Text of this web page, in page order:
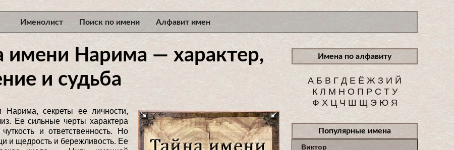
Именолист Поиск по имени Алфавит имен
имени Нарима — характер,
и судьба
Нарима, секреты ее личности,
Ее сильные черты характера
и ответственность. Но
и щедрость и бережливость. Ее
Имена по алфавиту
А Б В ГД Е ЁЖ З И Й
К Л М Н О П Р С Т У
Ф Х Ц Ч Ш Щ Э Ю Я
Популярные имена
Виктор